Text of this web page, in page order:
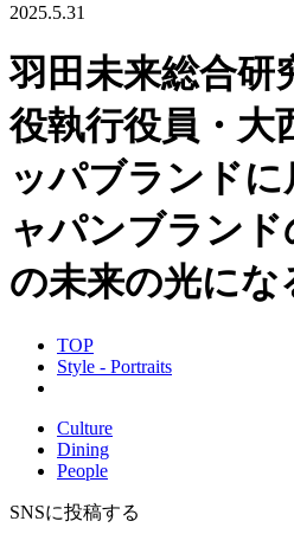
2025.5.31
羽田未来総合研
役執行役員・
ッパブランド
ャパンブラン
の未来の光にな
TOP
Style - Portraits
Culture
Dining
People
SNSに投稿する